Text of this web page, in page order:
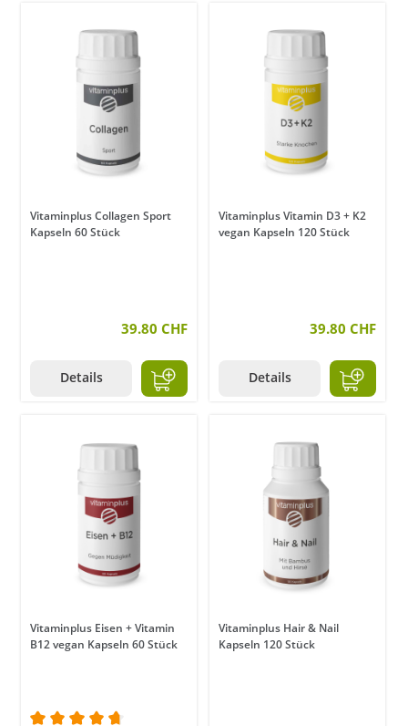
Vitaminplus Collagen Sport
Kapseln 60 Stück
39.80 CHF
Details
Vitaminplus Vitamin D3 + K2
vegan Kapseln 120 Stück
39.80 CHF
Details
Vitaminplus Eisen + Vitamin
B12 vegan Kapseln 60 Stück
Vitaminplus Hair & Nail
Kapseln 120 Stück